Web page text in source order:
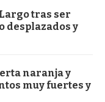
tras ser
desplazados y
naranja y
muy fuertes y